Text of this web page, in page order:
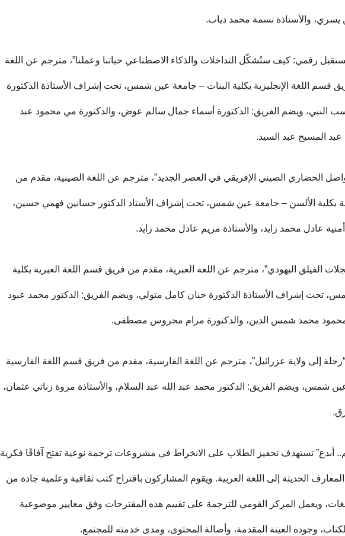
يسري، والأستاذة نسمة محمد دياب.
رقمي: كيف ستُشكّل التداخلات والذكاء الاصطناعي حياتنا وعملنا”، مترجم عن اللغة
قسم اللغة الإنجليزية بكلية البنات – جامعة عين شمس، تحت إشراف الأستاذة الدكتورة
النبي، ويضم الفريق: الدكتورة أسماء جمال سالم عوض، والدكتورة مي محمود عبد
عبد المسيح عبد السيد.
الحضاري الصيني الإفريقي في العصر الجديد”، مترجم عن اللغة الصينية، مقدم من
بكلية الألسن – جامعة عين شمس، تحت إشراف الأستاذ الدكتور حسانين فهمي حسين،
عادل محمد زايد، والأستاذة مريم عادل محمد زايد.
الفيلق اليهودي”، مترجم عن اللغة العبرية، مقدم من فريق قسم اللغة العبرية بكلية
تحت إشراف الأستاذة الدكتورة حنان كامل متولي، ويضم الفريق: الدكتور محمد عبود
محمود محمد شمس الدين، والدكتورة مرام محروس مصطفى.
إلى ولاية عزرائيل”، مترجم عن اللغة الفارسية، مقدم من فريق قسم اللغة الفارسية
شمس، ويضم الفريق: الدكتور محمد عبد الله عبد السلام، والأستاذة مروة زناتي عثمان،
أبدع” تستهدف تحفيز الطلاب على الانخراط في مشروعات ترجمة نوعية تفتح آفاقًا فكرية
الحديثة إلى اللغة العربية. ويقوم المشاركون باقتراح كتب ثقافية وعلمية جادة من
ويعمل المركز القومي للترجمة على تقييم هذه المقترحات وفق معايير موضوعية
وجودة العينة المقدمة، وأصالة المحتوى، ومدى خدمته للمجتمع.